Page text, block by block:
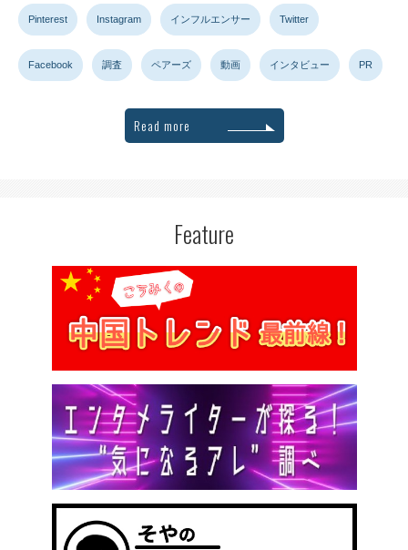
Pinterest Instagram インフルエンサー Twitter
Facebook 調査 ペアーズ 動画 インタビュー PR
Read more
Feature